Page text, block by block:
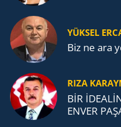
YÜKSEL
Biz ne ara
RIZA
BİR
ENVER